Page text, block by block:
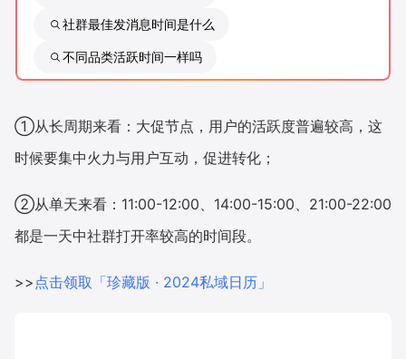
品牌消费观 行业报告
社群最佳发消息时间是什么
不同品类活跃时间一样吗
①从长周期来看：大促节点，用户的活跃度普遍较高，这
时候要集中火力与用户互动，促进转化；
②从单天来看：11:00-12:00、14:00-15:00、21:00-22:00
都是一天中社群打开率较高的时间段。
>> 点击领取「珍藏版 · 2024私域日历」